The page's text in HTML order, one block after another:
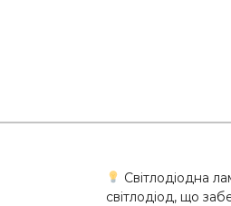
Світлодіодна
світлодіод, що